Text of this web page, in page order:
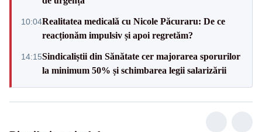
10:04Realitatea medicală cu Nicole Păcuraru: De ce
reacționăm impulsiv și apoi regretăm?
14:15Sindicaliștii din Sănătate cer majorarea sporurilor
la minimum 50% și schimbarea legii salarizării